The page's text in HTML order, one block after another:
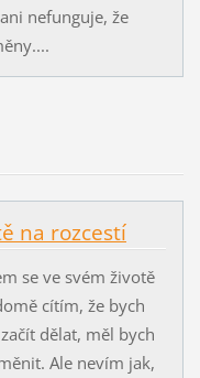
nefunguje, že
na rozcestí
se ve svém životě
cítím, že bych
dělat, měl bych
Ale nevím jak,